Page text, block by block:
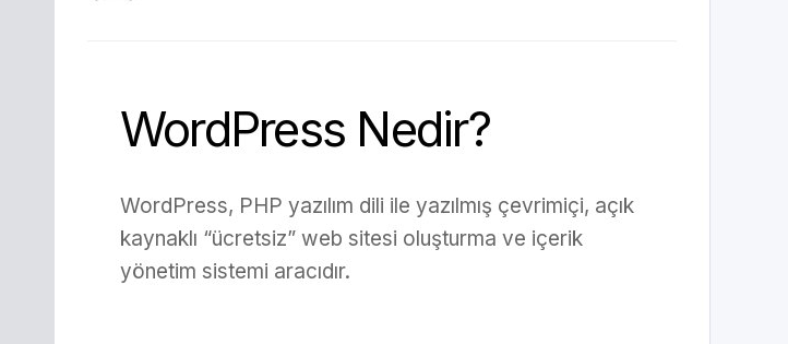
WordPress Nedir?
WordPress, PHP yazılım dili ile yazılmış çevrimiçi, açık
kaynaklı “ücretsiz” web sitesi oluşturma ve içerik
yönetim sistemi aracıdır.